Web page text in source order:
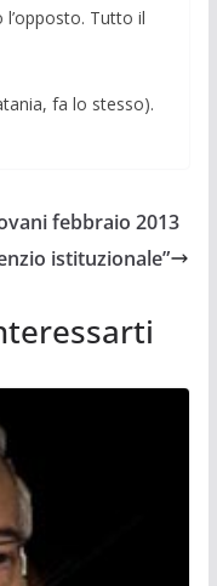
Tutto il
fa lo stesso).
febbraio 2013
istituzionale”